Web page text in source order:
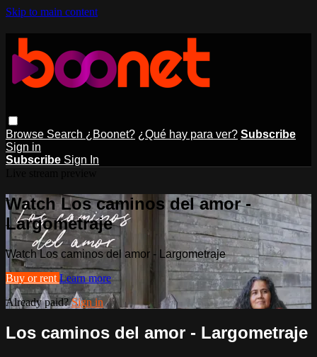
Skip to main content
Browse Search ¿Boonet? ¿Qué hay para ver? Subscribe
Sign in
Subscribe Sign In
Watch Los caminos del amor -
Largometraje
Watch Los caminos del amor - Largometraje
Buy or rent Learn more
Already paid?Sign in
Los caminos del amor - Largometraje